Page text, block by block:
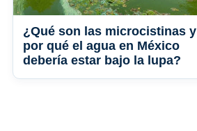
¿Qué son las microcistinas y
por qué el agua en México
debería estar bajo la lupa?